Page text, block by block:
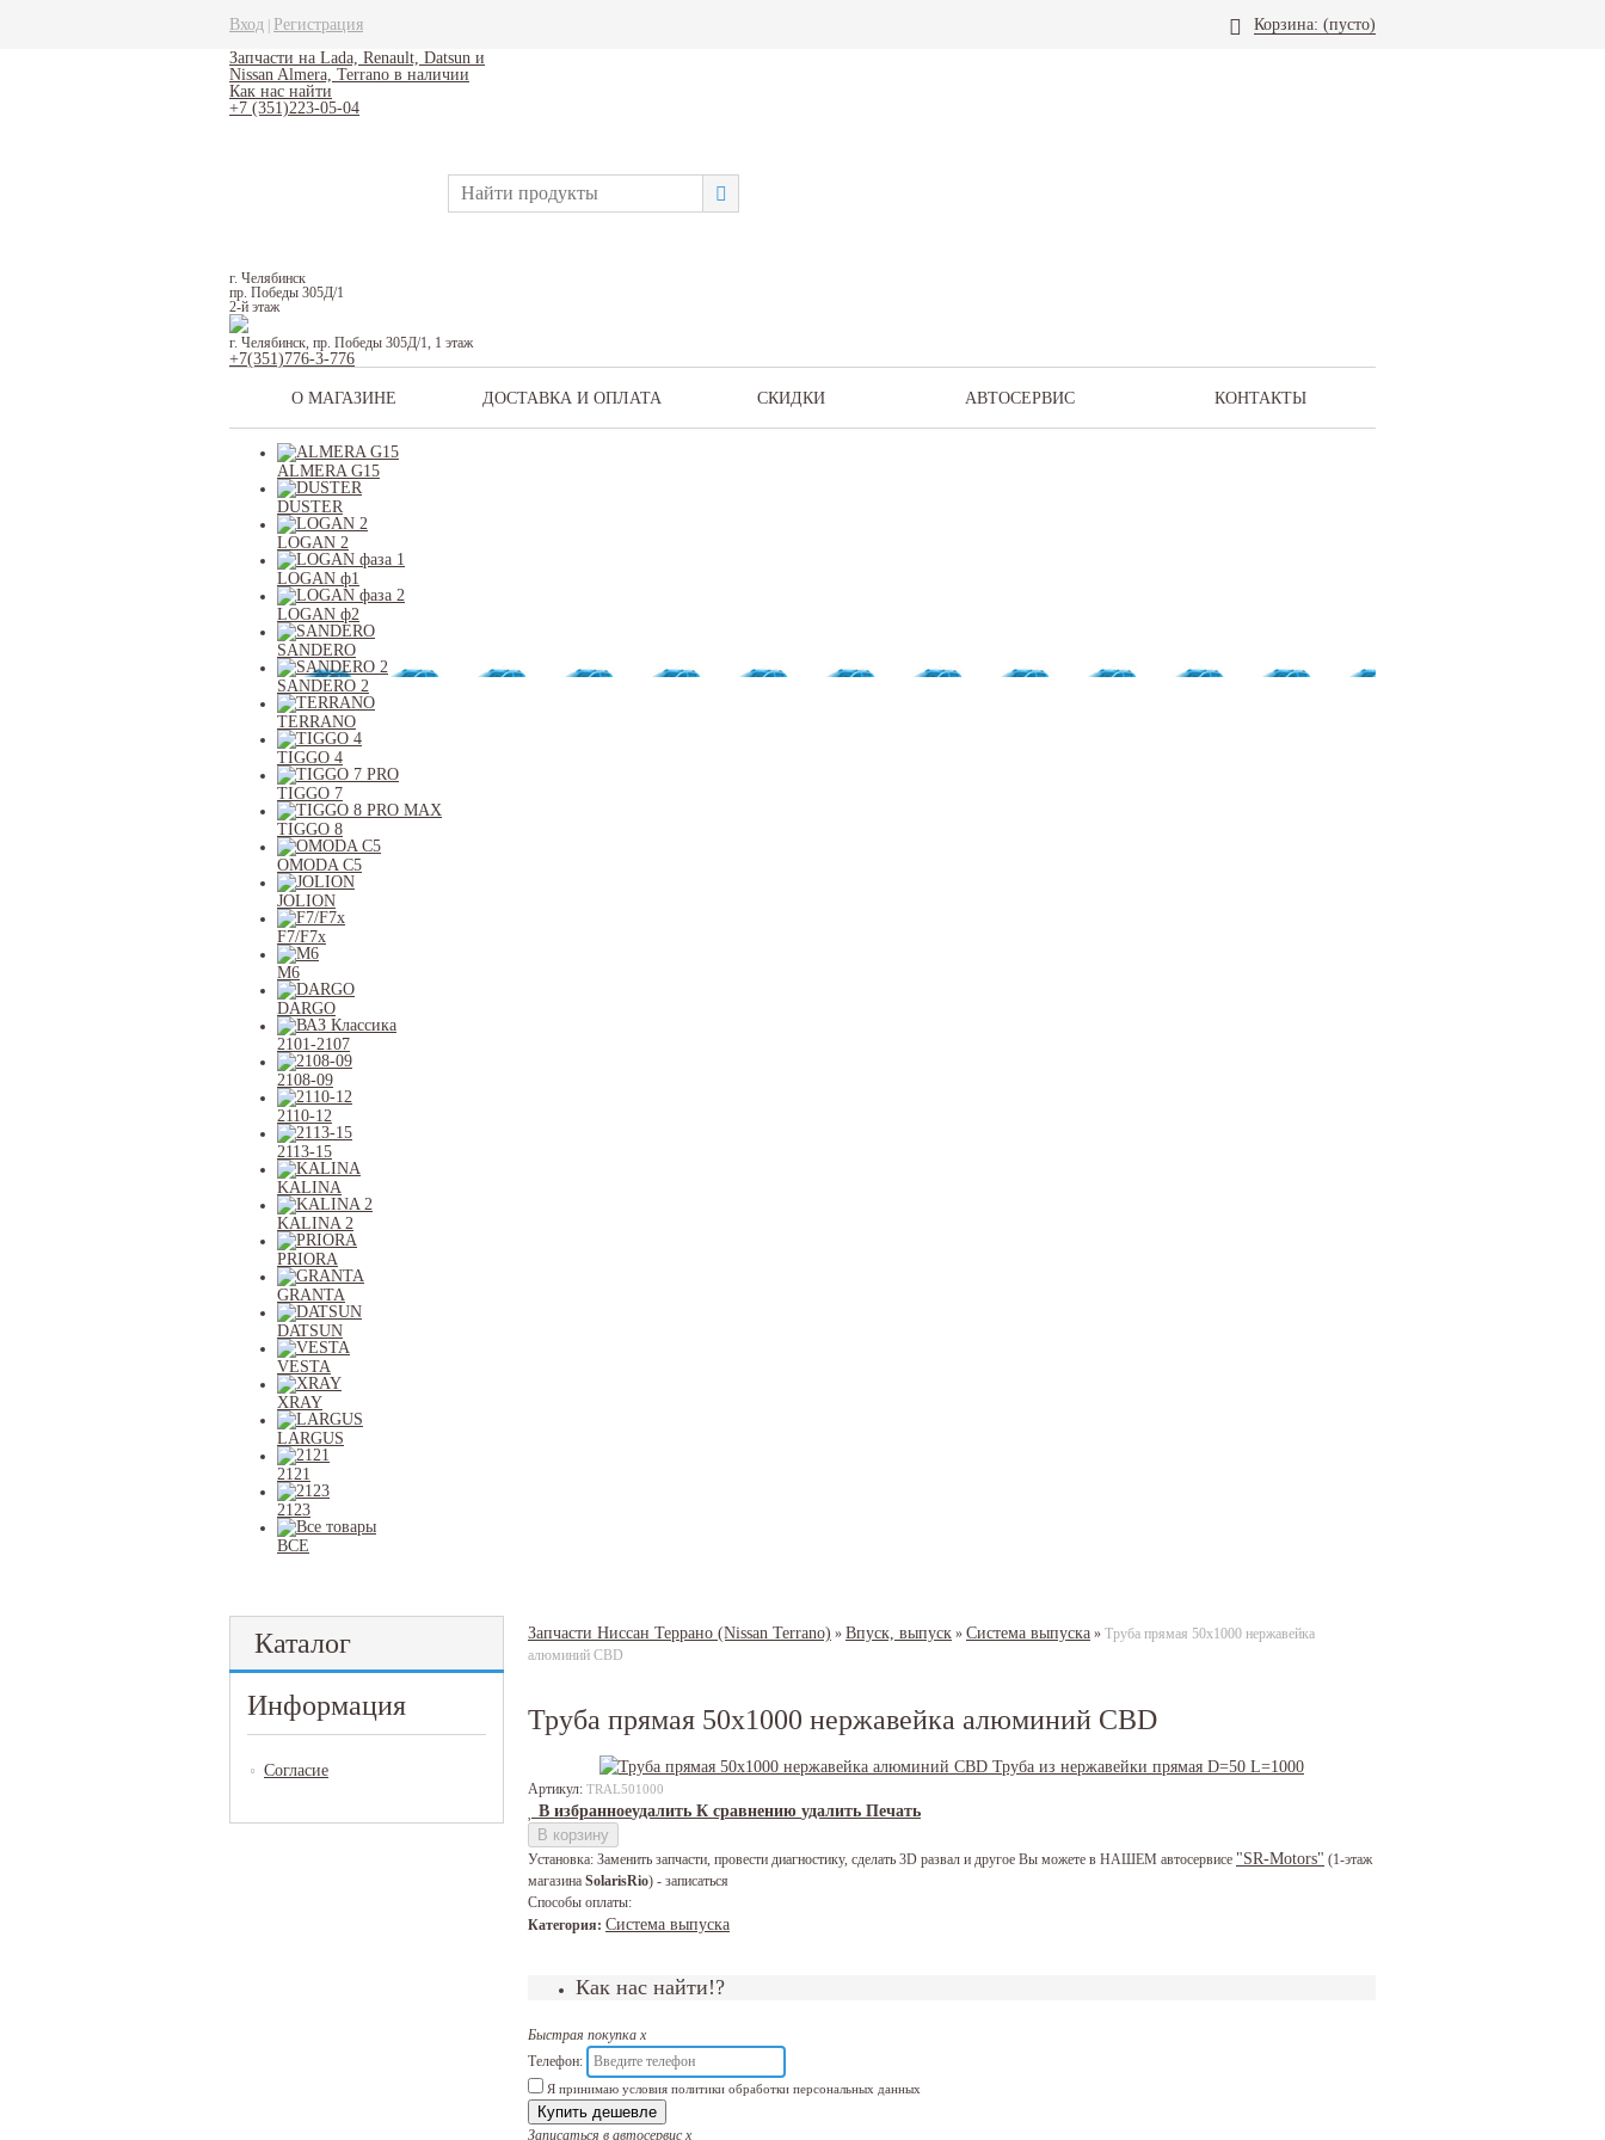
Вход Регистрация Корзина: (пусто)
Запчасти на Lada, Renault, Datsun и
Nissan Almera, Terrano в наличии
Как нас найти
+7 (351)223-05-04
г. Челябинск
пр. Победы 305Д/1
2-й этаж
г. Челябинск, пр. Победы 305Д/1, 1 этаж
+7(351)776-3-776
О МАГАЗИНЕ ДОСТАВКА И ОПЛАТА СКИДКИ АВТОСЕРВИС КОНТАКТЫ
ALMERA G15
DUSTER
LOGAN 2
LOGAN ф1
LOGAN ф2
SANDERO
SANDERO 2
TERRANO
TIGGO 4
TIGGO 7
TIGGO 8
OMODA C5
JOLION
F7/F7x
M6
DARGO
2101-2107
2108-09
2110-12
2113-15
KALINA
KALINA 2
PRIORA
GRANTA
DATSUN
VESTA
XRAY
LARGUS
2121
2123
ВСЕ
Каталог
Информация
Согласие
Запчасти Ниссан Террано (Nissan Terrano) » Впуск, выпуск » Система выпуска » Труба прямая 50х1000 нержавейка
алюминий CBD
Труба прямая 50х1000 нержавейка алюминий CBD
Артикул: TRAL501000
В избранноеудалить К сравнению удалить Печать
В корзину
Установка: Заменить запчасти, провести диагностику, сделать 3D развал и другое Вы можете в НАШЕМ автосервисе "SR-Motors" (1-этаж
магазина SolarisRio) - записаться
Способы оплаты:
Категория: Система выпуска
Как нас найти!?
Быстрая покупка x
Телефон:
Я принимаю условия политики обработки персональных данных
Купить дешевле
Записаться в автосервис x